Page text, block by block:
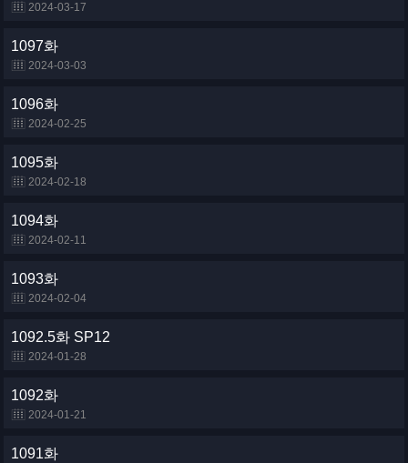
2024-03-17
1097화
2024-03-03
1096화
2024-02-25
1095화
2024-02-18
1094화
2024-02-11
1093화
2024-02-04
1092.5화 SP12
2024-01-28
1092화
2024-01-21
1091화